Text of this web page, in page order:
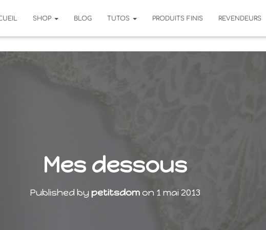
SHOP BLOG TUTOS PRODUITS FINIS REVENDEURS
Mes dessous
Published by petitsdomon 1 mai 2013